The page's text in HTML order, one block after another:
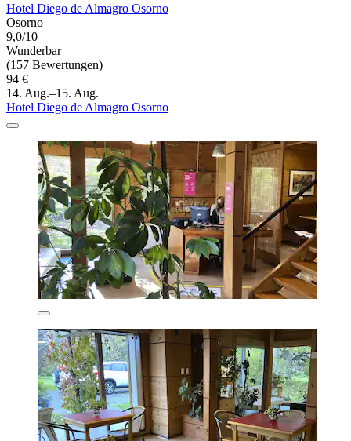
Hotel Diego de Almagro Osorno
Osorno
9,0/10
Wunderbar
(157 Bewertungen)
94 €
14. Aug.–15. Aug.
Hotel Diego de Almagro Osorno